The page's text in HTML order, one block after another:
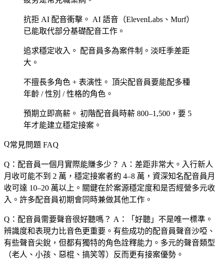
抗拒 AI 配音衝擊。 AI 語音（ElevenLabs、Murf）
已能取代部分基礎配音工作。
追求穩定收入。 配音員多為案件制。淡旺季差距
大。
不擅長多角色 + 表演性。 頂尖配音員要能配多種
年齡 / 性別 / 性格的角色。
預期立即高薪。 初階配音員時薪 800–1,500，要 5
年才能建立穩定接案。
常見問題 FAQ
Q：配音員一個月實際能賺多少？ A：差距非常大。入行新人
月收可能不到 2 萬，穩定接案者約 4–8 萬，資深知名配音員月
收可達 10–20 萬以上。關鍵在於案源穩定度和是否經營多元收
入。許多配音員初期會同時兼做其他工作。
Q：配音員需要聲音很好聽嗎？ A：「好聽」不是唯一標準。
辨識度和表現力比音色更重要。有些成功的配音員聲音沙啞、
有些聲音尖銳，但都有獨特的角色詮釋能力。多元的聲音類型
（老人、小孩、惡棍、搞笑等）反而更有接案優勢。